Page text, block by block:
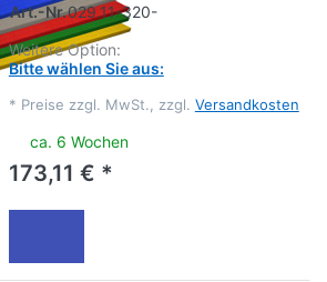
Art.-Nr.029.11-320-
Weitere Option:
Bitte wählen Sie aus:
* Preise zzgl. MwSt., zzgl. Versandkosten
ca. 6 Wochen
173,11 € *